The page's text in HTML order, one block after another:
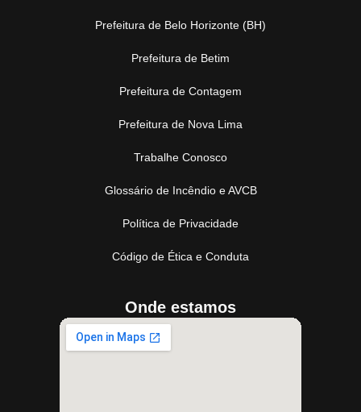
Prefeitura de Belo Horizonte (BH)
Prefeitura de Betim
Prefeitura de Contagem
Prefeitura de Nova Lima
Trabalhe Conosco
Glossário de Incêndio e AVCB
Política de Privacidade
Código de Ética e Conduta
Onde estamos